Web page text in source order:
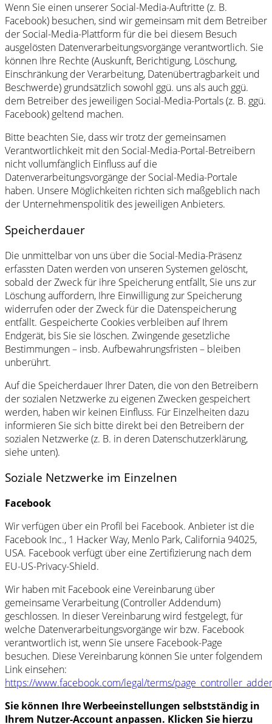
Wenn Sie einen unserer Social-Media-Auftritte (z. B.
Facebook) besuchen, sind wir gemeinsam mit dem Betreiber
der Social-Media-Plattform für die bei diesem Besuch
ausgelösten Datenverarbeitungsvorgänge verantwortlich. Sie
können Ihre Rechte (Auskunft, Berichtigung, Löschung,
Einschränkung der Verarbeitung, Datenübertragbarkeit und
Beschwerde) grundsätzlich sowohl ggü. uns als auch ggü.
dem Betreiber des jeweiligen Social-Media-Portals (z. B. ggü.
Facebook) geltend machen.
Bitte beachten Sie, dass wir trotz der gemeinsamen
Verantwortlichkeit mit den Social-Media-Portal-Betreibern
nicht vollumfänglich Einfluss auf die
Datenverarbeitungsvorgänge der Social-Media-Portale
haben. Unsere Möglichkeiten richten sich maßgeblich nach
der Unternehmenspolitik des jeweiligen Anbieters.
Speicherdauer
Die unmittelbar von uns über die Social-Media-Präsenz
erfassten Daten werden von unseren Systemen gelöscht,
sobald der Zweck für ihre Speicherung entfällt, Sie uns zur
Löschung auffordern, Ihre Einwilligung zur Speicherung
widerrufen oder der Zweck für die Datenspeicherung
entfällt. Gespeicherte Cookies verbleiben auf Ihrem
Endgerät, bis Sie sie löschen. Zwingende gesetzliche
Bestimmungen – insb. Aufbewahrungsfristen – bleiben
unberührt.
Auf die Speicherdauer Ihrer Daten, die von den Betreibern
der sozialen Netzwerke zu eigenen Zwecken gespeichert
werden, haben wir keinen Einfluss. Für Einzelheiten dazu
informieren Sie sich bitte direkt bei den Betreibern der
sozialen Netzwerke (z. B. in deren Datenschutzerklärung,
siehe unten).
Soziale Netzwerke im Einzelnen
Facebook
Wir verfügen über ein Profil bei Facebook. Anbieter ist die
Facebook Inc., 1 Hacker Way, Menlo Park, California 94025,
USA. Facebook verfügt über eine Zertifizierung nach dem
EU-US-Privacy-Shield.
Wir haben mit Facebook eine Vereinbarung über
gemeinsame Verarbeitung (Controller Addendum)
geschlossen. In dieser Vereinbarung wird festgelegt, für
welche Datenverarbeitungsvorgänge wir bzw. Facebook
verantwortlich ist, wenn Sie unsere Facebook-Page
besuchen. Diese Vereinbarung können Sie unter folgendem
Link einsehen:
https://www.facebook.com/legal/terms/
Sie können Ihre Werbeeinstellungen selbstständig in
Ihrem Nutzer-Account anpassen. Klicken Sie hierzu